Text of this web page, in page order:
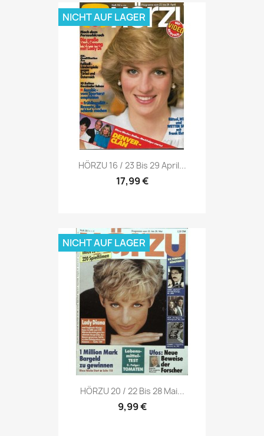
Vorschau
HÖRZU 16 / 23 Bis 29 April...
17,99 €
NICHT AUF LAGER
Vorschau
HÖRZU 20 / 22 Bis 28 Mai...
9,99 €
NICHT AUF LAGER